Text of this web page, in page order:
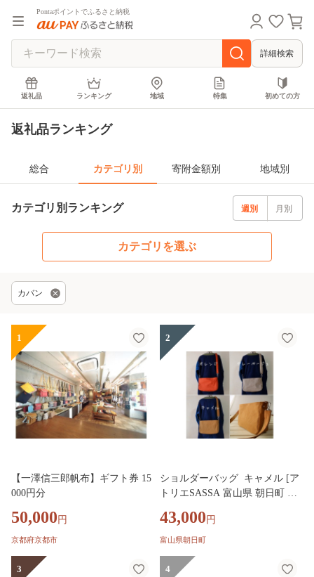
Pontaポイントでふるさと納税
詳細検索
返礼品 ランキング 地域 特集 初めての方
返礼品ランキング
総合 カテゴリ別 寄附金額別 地域別
カテゴリ別ランキング 週別 月別
カテゴリを選ぶ
カバン
1
【一澤信三郎帆布】ギフト券 15
000円分
50,000 円
京都府京都市
2
ショルダーバッグ キャメル [ア
トリエSASSA 富山県 朝日町 34
かばん カバン 帆布 革 おしゃれ
手作り シンプル レザー
43,000 円
富山県朝日町
3 4